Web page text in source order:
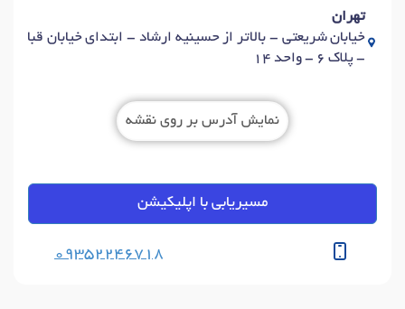
تهران
خیابان شریعتی - بالاتر از حسینیه ارشاد - ابتدای خیابان قبا
- پلاک 6 - واحد 14
نمایش آدرس بر روی نقشه
مسیریابی با اپلیکیشن
09352246718